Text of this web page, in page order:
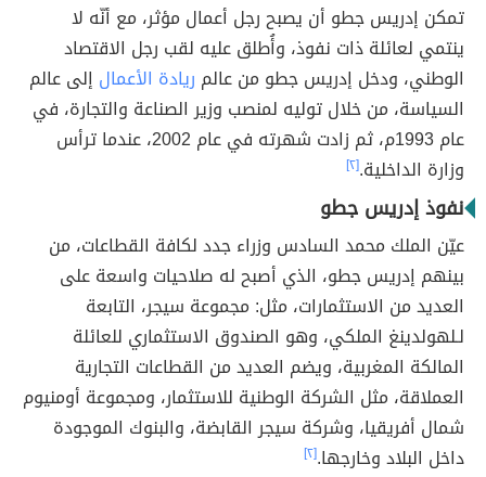
تمكن إدريس جطو أن يصبح رجل أعمال مؤثر، مع أنّه لا
ينتمي لعائلة ذات نفوذ، وأُطلق عليه لقب رجل الاقتصاد
الوطني، ودخل إدريس جطو من عالم ريادة الأعمال إلى عالم
السياسة، من خلال توليه لمنصب وزير الصناعة والتجارة، في
عام 1993م، ثم زادت شهرته في عام 2002، عندما ترأس
وزارة الداخلية.[٢]
نفوذ إدريس جطو
عيّن الملك محمد السادس وزراء جدد لكافة القطاعات، من
بينهم إدريس جطو، الذي أصبح له صلاحيات واسعة على
العديد من الاستثمارات، مثل: مجموعة سيجر، التابعة
لـلهولدينغ الملكي، وهو الصندوق الاستثماري للعائلة
المالكة المغربية، ويضم العديد من القطاعات التجارية
العملاقة، مثل الشركة الوطنية للاستثمار، ومجموعة أومنيوم
شمال أفريقيا، وشركة سيجر القابضة، والبنوك الموجودة
داخل البلاد وخارجها.[٢]